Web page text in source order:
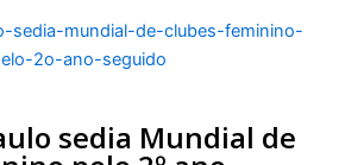
sedia Mundial de